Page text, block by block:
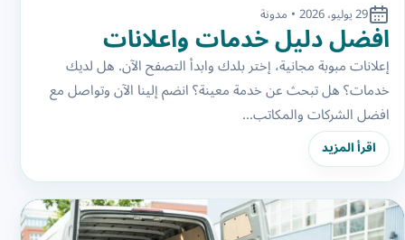
29 يوليو، 2026 • مدونة
افضل دليل خدمات واعلانات
إعلانات مبوبة مجانية، إختر بلدك وابدأ التصفح الآن. هل لديك
خدمات؟ هل تبحث عن خدمة معينة؟ انضم إلينا الآن وتواصل مع
افضل الشركات والمكاتب…
اقرأ المزيد